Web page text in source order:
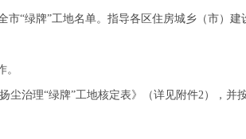
“绿牌”工地名单。指导各区住房城乡（市）建
。
治理“绿牌”工地核定表》（详见附件2），并